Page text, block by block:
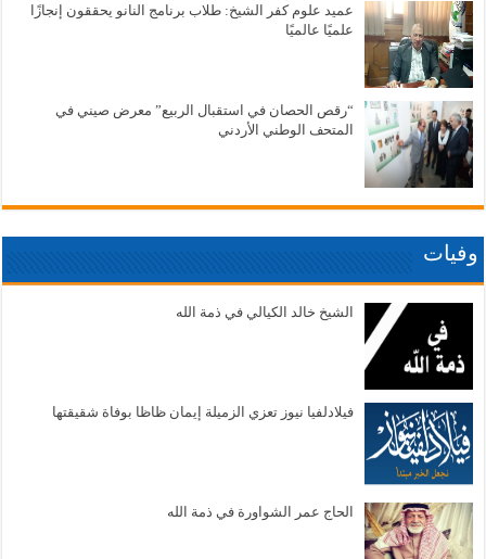
عميد علوم كفر الشيخ: طلاب برنامج النانو يحققون إنجازًا
علميًا عالميًا
“رقص الحصان في استقبال الربيع” معرض صيني في
المتحف الوطني الأردني
وفيات
الشيخ خالد الكيالي في ذمة الله
فيلادلفيا نيوز تعزي الزميلة إيمان ظاظا بوفاة شقيقتها
الحاج عمر الشواورة في ذمة الله